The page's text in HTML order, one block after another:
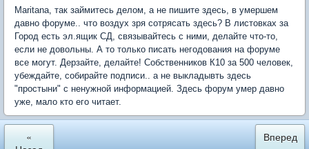
Maritana, так займитесь делом, а не пишите здесь, в умершем
давно форуме.. что воздух зря сотрясать здесь? В листовках за
Город есть эл.ящик СД, связывайтесь с ними, делайте что-то,
если не довольны. А то только писать негодования на форуме
все могут. Дерзайте, делайте! Собственников К10 за 500 человек,
убеждайте, собирайте подписи.. а не выкладывть здесь
"простыни" с ненужной информацией. Здесь форум умер давно
уже, мало кто его читает.
«
Вперед